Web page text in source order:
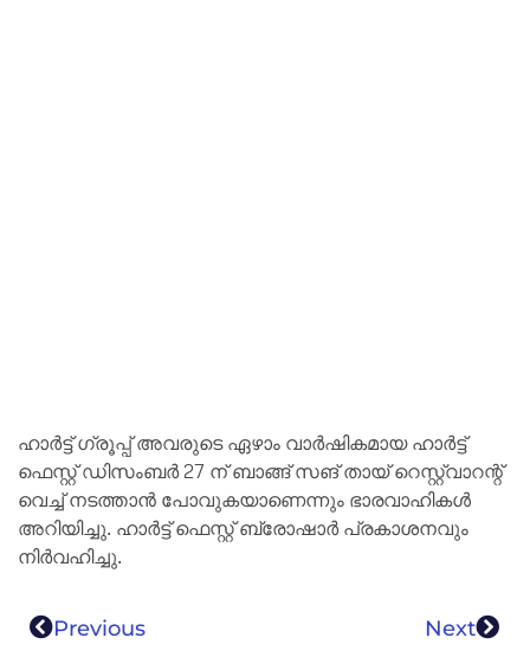
ഹാർട്ട്‌ ഗ്രൂപ്പ്‌ അവരുടെ ഏഴാം വാർഷികമായ ഹാർട്ട്‌
ഫെസ്റ്റ് ഡിസംബർ 27 ന് ബാങ്ങ് സങ് തായ് റെസ്റ്റ്വാറന്റ്
വെച്ച് നടത്താൻ പോവുകയാണെന്നും ഭാരവാഹികൾ
അറിയിച്ചു. ഹാർട്ട്‌ ഫെസ്റ്റ് ബ്രോഷാർ പ്രകാശനവും
നിർവഹിച്ചു.
Previous Next